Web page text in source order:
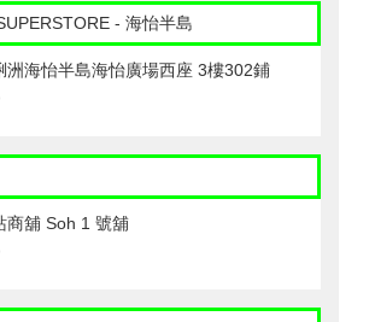
- 海怡半島
洲海怡半島海怡廣場西座 3樓302鋪
商舖 Soh 1 號舖